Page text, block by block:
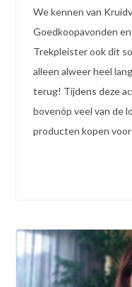
We kennen van
Goedkoopavonden
Trekpleister ook dit
alleen alweer heel
terug! Tijdens deze
bovenóp veel van de
producten kopen